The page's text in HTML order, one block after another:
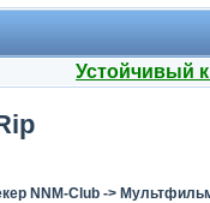
Устойчивый
NNM-Club->